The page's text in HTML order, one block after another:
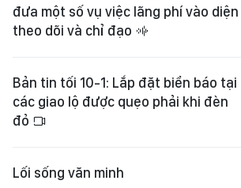
đưa một số vụ việc lãng phí vào diện
theo dõi và chỉ đạo
Bản tin tối 10-1: Lắp đặt biển báo tại
các giao lộ được quẹo phải khi đèn
đỏ
Lối sống văn minh